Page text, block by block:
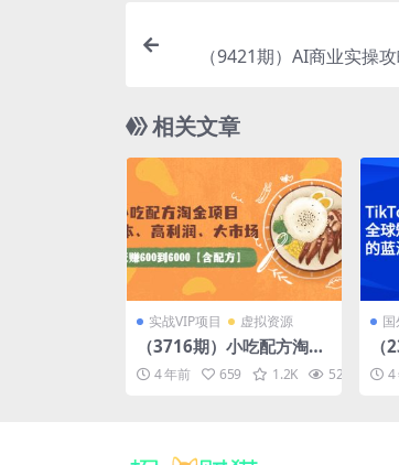
（9421期）AI商业实操
相关文章
实战VIP项目 虚拟资源
（3716期）小吃配方淘金
项目：0成本、高利润、大
市场，一天赚600到6000
4 年前 659 1.2K 52.0K
国
视
视
4